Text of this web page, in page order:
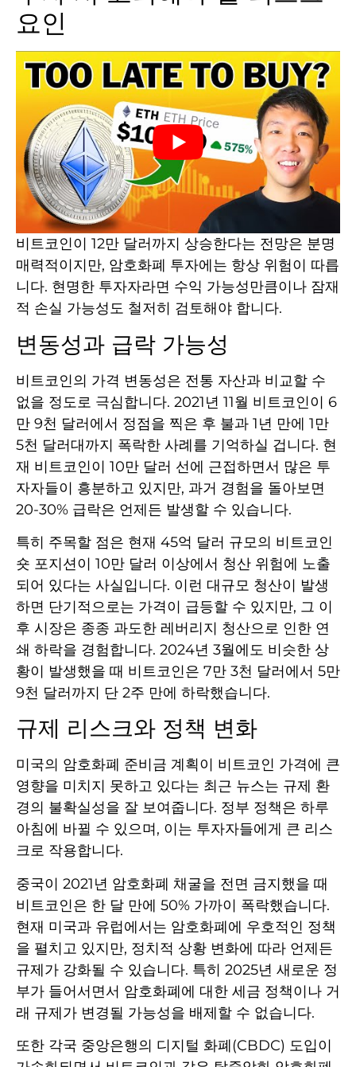
요인
비트코인이 12만 달러까지 상승한다는 전망은 분명
매력적이지만, 암호화폐 투자에는 항상 위험이 따릅
니다. 현명한 투자자라면 수익 가능성만큼이나 잠재
적 손실 가능성도 철저히 검토해야 합니다.
변동성과 급락 가능성
비트코인의 가격 변동성은 전통 자산과 비교할 수
없을 정도로 극심합니다. 2021년 11월 비트코인이 6
만 9천 달러에서 정점을 찍은 후 불과 1년 만에 1만
5천 달러대까지 폭락한 사례를 기억하실 겁니다. 현
재 비트코인이 10만 달러 선에 근접하면서 많은 투
자자들이 흥분하고 있지만, 과거 경험을 돌아보면
20-30% 급락은 언제든 발생할 수 있습니다.
특히 주목할 점은 현재 45억 달러 규모의 비트코인
숏 포지션이 10만 달러 이상에서 청산 위험에 노출
되어 있다는 사실입니다. 이런 대규모 청산이 발생
하면 단기적으로는 가격이 급등할 수 있지만, 그 이
후 시장은 종종 과도한 레버리지 청산으로 인한 연
쇄 하락을 경험합니다. 2024년 3월에도 비슷한 상
황이 발생했을 때 비트코인은 7만 3천 달러에서 5만
9천 달러까지 단 2주 만에 하락했습니다.
규제 리스크와 정책 변화
미국의 암호화폐 준비금 계획이 비트코인 가격에 큰
영향을 미치지 못하고 있다는 최근 뉴스는 규제 환
경의 불확실성을 잘 보여줍니다. 정부 정책은 하루
아침에 바뀔 수 있으며, 이는 투자자들에게 큰 리스
크로 작용합니다.
중국이 2021년 암호화폐 채굴을 전면 금지했을 때
비트코인은 한 달 만에 50% 가까이 폭락했습니다.
현재 미국과 유럽에서는 암호화폐에 우호적인 정책
을 펼치고 있지만, 정치적 상황 변화에 따라 언제든
규제가 강화될 수 있습니다. 특히 2025년 새로운 정
부가 들어서면서 암호화폐에 대한 세금 정책이나 거
래 규제가 변경될 가능성을 배제할 수 없습니다.
또한 각국 중앙은행의 디지털 화폐(CBDC) 도입이